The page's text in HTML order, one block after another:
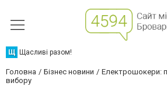
Щ Щасливі разом!
Головна Бізнес новини
Електрошокери:
вибору